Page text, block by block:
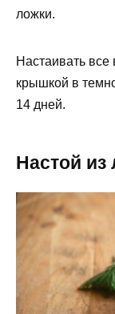
ложки.
Настаивать все
крышкой в
14 дней.
Настой из